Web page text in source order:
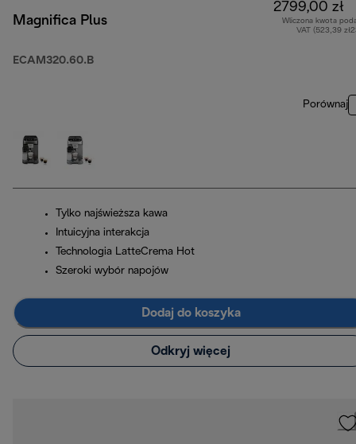
Magnifica Plus
ECAM320.60.B
2799,00 zł
Wliczona kwota
VAT (523,39
Porównaj
Tylko najświeższa kawa
Intuicyjna interakcja
Technologia LatteCrema Hot
Szeroki wybór napojów
Dodaj do koszyka
Odkryj więcej